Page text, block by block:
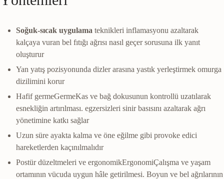
Soğuk-sıcak uygulama teknikleri inflamasyonu azaltarak
kalçaya vuran bel fıtığı ağrısı nasıl geçer sorusuna ilk yanıt
oluşturur
Yan yatış pozisyonunda dizler arasına yastık yerleştirmek omurga
dizilimini korur
Hafif germeGermeKas ve bağ dokusunun kontrollü uzatılarak
esnekliğin artırılması. egzersizleri sinir basısını azaltarak ağrı
yönetimine katkı sağlar
Uzun süre ayakta kalma ve öne eğilme gibi provoke edici
hareketlerden kaçınılmalıdır
Postür düzeltmeleri ve ergonomikErgonomiÇalışma ve yaşam
ortamının vücuda uygun hâle getirilmesi. Boyun ve bel ağrılarının